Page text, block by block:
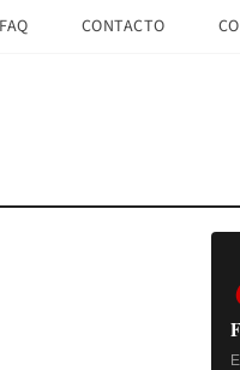
FAQ CONTACTO